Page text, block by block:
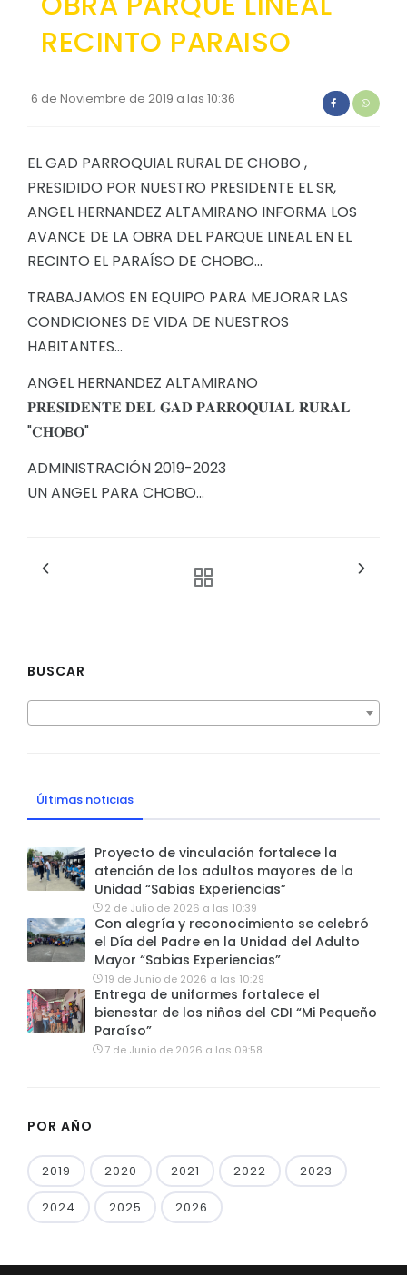
GESTIÓN ADMINISTRATIVA
Plan de desarrollo y Ordenamiento Territorial -
Plan Operativo Anual - POA
Convenios Institucionales
Cédulas presupuestarias y balances
Procesos de contratación
Ejecución Presupuestaria
RECINTO PARAISO
6 de Noviembre de 2019 a las 10:36
EL GAD PARROQUIAL RURAL DE CHOBO ,
PRESIDIDO POR NUESTRO PRESIDENTE EL SR,
ANGEL HERNANDEZ ALTAMIRANO INFORMA LOS
AVANCE DE LA OBRA DEL PARQUE LINEAL EN EL
RECINTO EL PARAÍSO DE CHOBO...
TRABAJAMOS EN EQUIPO PARA MEJORAR LAS
CONDICIONES DE VIDA DE NUESTROS
HABITANTES…
ANGEL HERNANDEZ ALTAMIRANO
𝐏𝐑𝐄𝐒𝐈𝐃𝐄𝐍𝐓𝐄 𝐃𝐄𝐋 𝐆𝐀𝐃 𝐏𝐀𝐑𝐑𝐎𝐐𝐔𝐈𝐀𝐋 𝐑𝐔𝐑𝐀𝐋
"𝐂𝐇𝐎B𝐎"
ADMINISTRACIÓN 2019-2023
UN ANGEL PARA CHOBO…
BUSCAR
Últimas noticias
Proyecto de vinculación fortalece la
atención de los adultos mayores de la
Unidad “Sabias Experiencias”
2 de Julio de 2026 a las 10:39
Con alegría y reconocimiento se celebró
el Día del Padre en la Unidad del Adulto
Mayor “Sabias Experiencias”
19 de Junio de 2026 a las 10:29
Entrega de uniformes fortalece el
bienestar de los niños del CDI “Mi Pequeño
Paraíso”
7 de Junio de 2026 a las 09:58
POR AÑO
2019 2020 2021 2022 2023
2024 2025 2026